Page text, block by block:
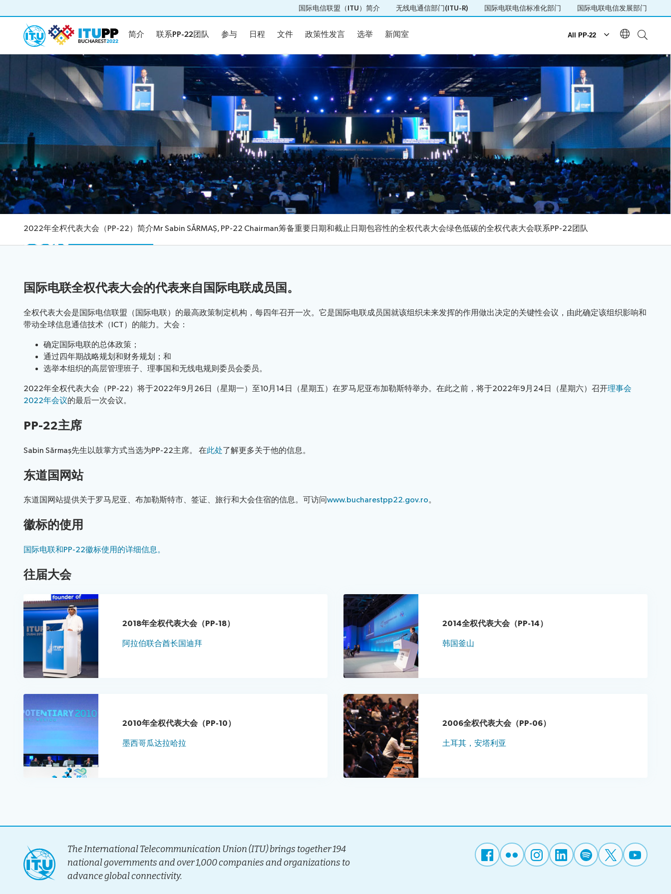
国际电信联盟（ITU）简介 无线电通信部门(ITU-R) 国际电联电信标准化部门 国际电联电信发展部门
简介 联系PP-22团队 参与 日程 文件 政策性发言 选举
新闻室
简介
联系PP-22团队 参与 日程 文件 政策性发言 选举 新闻室 All PP-22
2022年全权代表大会（PP-22）简介
包容性的全权代表大会
绿色低碳的全权代表大会
联系PP-22团队
联系PP-22团队 参与
会场平面图
邀请
证书
注册
实用信息
日程
每日安排
社交活动
Side Events
Webcast and captioning
文件
正式文件
提交提案
提供给代表的IT工具
政策性发言
指南
申请发言时段
选举
Elections results
候选人
选举程序
新闻室
About
2022年全权代表大会（PP-22）简介Mr Sabin SĂRMAȘ, PP-22 Chairman筹备重要日期和截止日期包容性的全权代表大会绿色低碳的全权代表大会联系PP-22团队
国际电联全权代表大会的代表来自国际电联成员国。
全权代表大会是国际电信联盟（国际电联）的最高政策制定机构，每四年召开一次。它是国际电联成员国就该组织未来发挥的作用做出决定的关键性会议，由此确定该组织影响和
带动全球信息通信技术（ICT）的能力。大会：
确定国际电联的总体政策；
通过四年期战略规划和财务规划；和
选举本组织的高层管理班子、理事国和无线电规则委员会委员。
2022年全权代表大会（PP-22）将于2022年9月26日（星期一）至10月14日（星期五）在罗马尼亚布加勒斯特举办。在此之前，将于2022年9月24日（星期六）召开理事会
2022年会议的最后一次会议。
PP-22主席
Sabin Sărmaș先生以鼓掌方式当选为PP-22主席。 在此处了解更多关于他的信息。
东道国网站
东道国网站提供关于罗马尼亚、布加勒斯特市、签证、旅行和大会住宿的信息。可访问www.bucharestpp22.gov.ro。
徽标的使用
国际电联和PP-22徽标使用的详细信息。
往届大会
2018年全权代表大会（PP-18）
阿拉伯联合酋长国迪拜
2014全权代表大会（PP-14）
韩国釜山
2010年全权代表大会（PP-10）
墨西哥瓜达拉哈拉
2006全权代表大会（PP-06）
土耳其，安塔利亚
The International Telecommunication Union (ITU) brings together 194
national governments and over 1,000 companies and organizations to
advance global connectivity.